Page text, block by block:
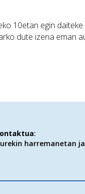
10etan egin
dute izena eman
:
harremanetan